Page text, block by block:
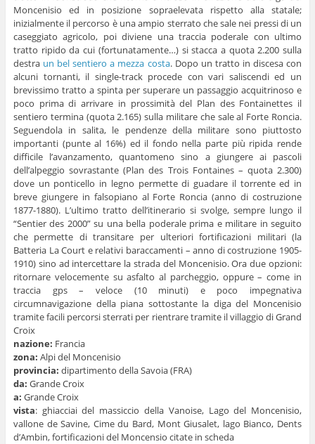
Moncenisio ed in posizione sopraelevata rispetto alla statale;
inizialmente il percorso è una ampio sterrato che sale nei pressi di un
caseggiato agricolo, poi diviene una traccia poderale con ultimo
tratto ripido da cui (fortunatamente…) si stacca a quota 2.200 sulla
destra un bel sentiero a mezza costa. Dopo un tratto in discesa con
alcuni tornanti, il single-track procede con vari saliscendi ed un
brevissimo tratto a spinta per superare un passaggio acquitrinoso e
poco prima di arrivare in prossimità del Plan des Fontainettes il
sentiero termina (quota 2.165) sulla militare che sale al Forte Roncia.
Seguendola in salita, le pendenze della militare sono piuttosto
importanti (punte al 16%) ed il fondo nella parte più ripida rende
difficile l’avanzamento, quantomeno sino a giungere ai pascoli
dell’alpeggio sovrastante (Plan des Trois Fontaines – quota 2.300)
dove un ponticello in legno permette di guadare il torrente ed in
breve giungere in falsopiano al Forte Roncia (anno di costruzione
1877-1880). L’ultimo tratto dell’itinerario si svolge, sempre lungo il
“Sentier des 2000” su una bella poderale prima e militare in seguito
che permette di transitare per ulteriori fortificazioni militari (la
Batteria La Court e relativi baraccamenti – anno di costruzione 1905-
1910) sino ad intercettare la strada del Moncenisio. Ora due opzioni:
ritornare velocemente su asfalto al parcheggio, oppure – come in
traccia gps – veloce (10 minuti) e poco impegnativa
circumnavigazione della piana sottostante la diga del Moncenisio
tramite facili percorsi sterrati per rientrare tramite il villaggio di Grand
Croix
nazione: Francia
zona: Alpi del Moncenisio
provincia: dipartimento della Savoia (FRA)
da: Grande Croix
a: Grande Croix
vista: ghiacciai del massiccio della Vanoise, Lago del Moncenisio,
vallone de Savine, Cime du Bard, Mont Giusalet, lago Bianco, Dents
d’Ambin, fortificazioni del Moncensio citate in scheda